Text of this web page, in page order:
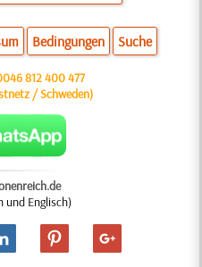
Bedingungen Suche
812 400 477
/ Schweden)
und Englisch)